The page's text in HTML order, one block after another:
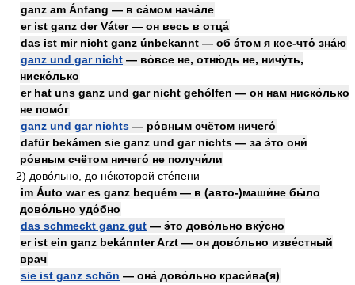
ganz am Ánfang — в са́мом нача́ле
er ist ganz der Váter — он весь в отца́
das ist mir nicht ganz únbekannt — об э́том я кое-что́ зна́ю
ganz und gar nicht — во́все не, отню́дь не, ничу́ть,
ниско́лько
er hat uns ganz und gar nicht gehólfen — он нам ниско́лько
не помо́г
ganz und gar nichts — ро́вным счётом ничего́
dafür bekámen sie ganz und gar nichts — за э́то они́
ро́вным счётом ничего́ не получи́ли
2) дово́льно, до не́которой сте́пени
im Áuto war es ganz bequém — в (авто-)маши́не бы́ло
дово́льно удо́бно
das schmeckt ganz gut — э́то дово́льно вку́сно
er ist ein ganz bekánnter Arzt — он дово́льно изве́стный
врач
sie ist ganz schön — она́ дово́льно краси́ва(я)